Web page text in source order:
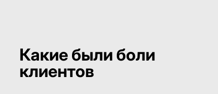
Какие были боли
клиентов